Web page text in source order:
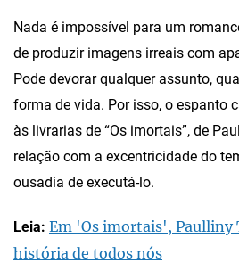
Nada é impossível para um
de produzir imagens irreais com
Pode devorar qualquer assunto,
forma de vida. Por isso, o espanto
às livrarias de “Os imortais”, de
relação com a excentricidade do
ousadia de executá-lo.
Leia: Em 'Os imortais', Paulliny
história de todos nós